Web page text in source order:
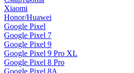
Xiaomi
Honor/Huawei
Google Pixel
Google Pixel 7
Google Pixel 9
Google Pixel 9 Pro XL
Google Pixel 8 Pro
Google Pixel 8A